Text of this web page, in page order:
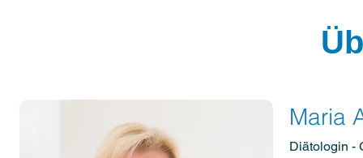
Maria
Diätologin -